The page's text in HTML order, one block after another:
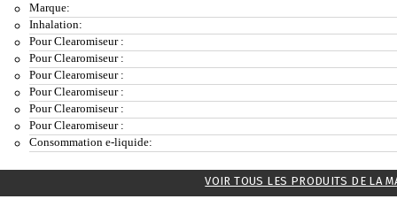
Marque:
Inhalation:
Pour Clearomiseur :
Pour Clearomiseur :
Pour Clearomiseur :
Pour Clearomiseur :
Pour Clearomiseur :
Pour Clearomiseur :
Consommation e-liquide:
VOIR TOUS LES PRODUITS DE LA